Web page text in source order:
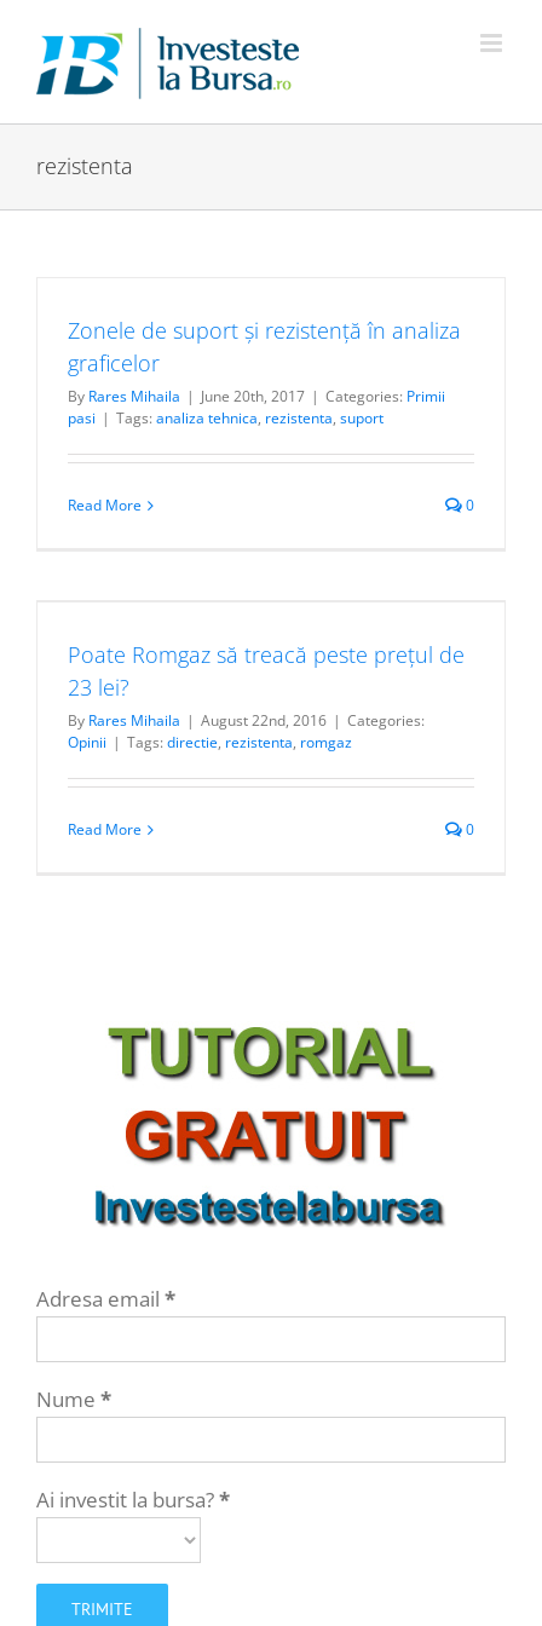
content
rezistenta
Zonele de suport și rezistență în analiza
graficelor
By Rares Mihaila | June 20th, 2017 | Categories: Primii
pasi | Tags: analiza tehnica, rezistenta, suport
Read More 0
Poate Romgaz să treacă peste prețul de
23 lei?
By Rares Mihaila | August 22nd, 2016 | Categories:
Opinii | Tags: directie, rezistenta, romgaz
Read More 0
Adresa email *
Nume *
Ai investit la bursa?*